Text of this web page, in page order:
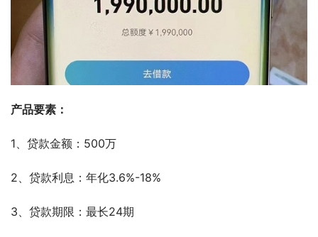
产品要素：
1、贷款金额：500万
2、贷款利息：年化3.6%-18%
3、贷款期限：最长24期